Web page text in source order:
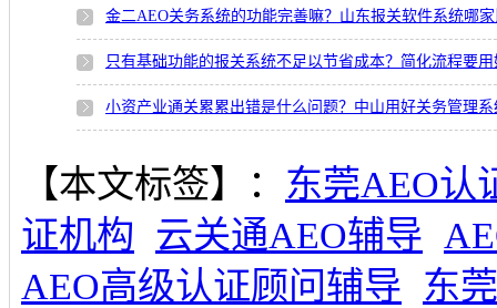
金二AEO关务系统的功能完善嘛？山东报关软件系统哪
只有基础功能的报关系统不足以节省成本？简化流程要
小资产业通关累累出错是什么问题？中山用好关务管理
【本文标签】： 东莞AEO认
证机构
云关通AEO辅导
AEO高级认证顾问辅导 东